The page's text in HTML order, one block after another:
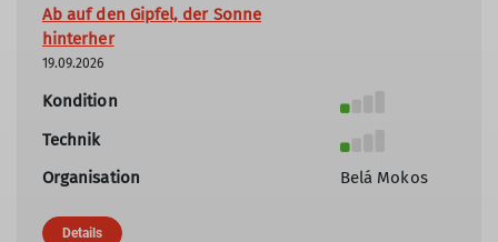
Ab auf den Gipfel, der Sonne
hinterher
19.09.2026
Kondition
Technik
Organisation
Belá Mokos
Details